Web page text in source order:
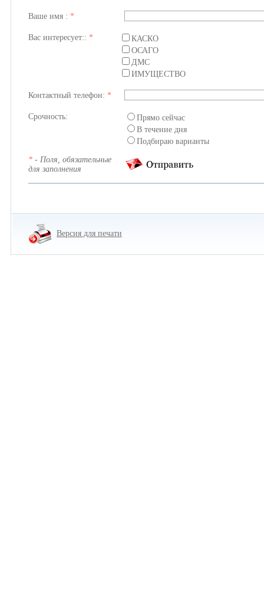
Ваше имя : *
Вас интересует:: *
КАСКО
ОСАГО
ДМС
ИМУЩЕСТВО
Контактный телефон: *
Срочность:
Прямо сейчас
В течение дня
Подбираю варианты
* - Поля, обязательные
для заполнения
Версия для печати